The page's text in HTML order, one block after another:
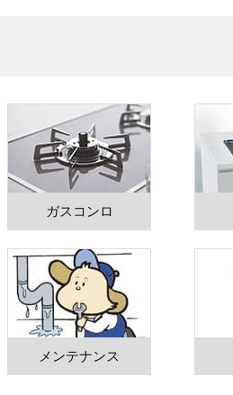
ガスコンロ
メンテナンス